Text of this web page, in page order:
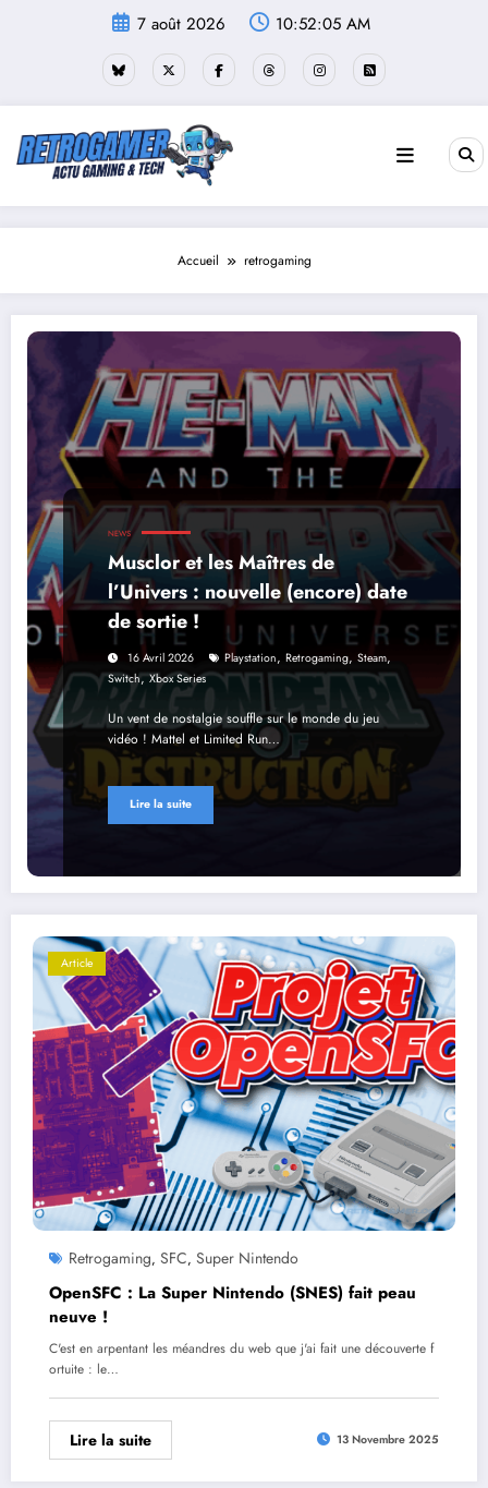
7 août 2026 10:52:06 AM
Accueil retrogaming
NEWS
Musclor et les Maîtres de
l’Univers : nouvelle (encore) date
de sortie !
16 Avril 2026 Playstation, Retrogaming, Steam,
Switch,Xbox Series
Un vent de nostalgie souffle sur le monde du jeu
vidéo ! Mattel et Limited Run…
Lire la suite
Article
Retrogaming, SFC, Super Nintendo
OpenSFC : La Super Nintendo (SNES) fait peau
neuve !
C'est en arpentant les méandres du web que j'ai fait une découverte f
ortuite : le…
Lire la suite 13 Novembre 2025